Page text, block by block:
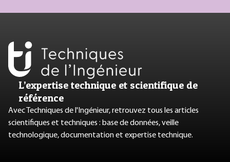
L’expertise technique et scientifique de
référence
Avec Techniques de l'Ingénieur, retrouvez tous les articles
scientifiques et techniques : base de données, veille
technologique, documentation et expertise technique.